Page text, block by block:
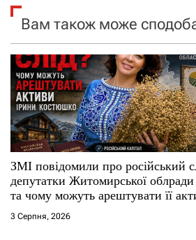
я
з
а
п
и
с
і
Вам також може
ЗМІ повідомили про російський
депутатки Житомирської
та чому можуть арештувати її
3 Серпня, 2026